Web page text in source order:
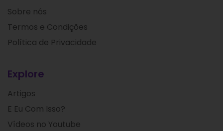
Sobre nós
Termos e Condições
Política de Privacidade
Explore
Artigos
E Eu Com Isso?
Vídeos no Youtube